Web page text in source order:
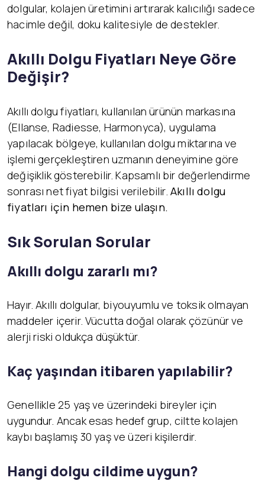
dolgular, kolajen üretimini artırarak kalıcılığı sadece
hacimle değil, doku kalitesiyle de destekler.
Akıllı Dolgu Fiyatları Neye Göre
Değişir?
Akıllı dolgu fiyatları, kullanılan ürünün markasına
(Ellanse, Radiesse, Harmonyca), uygulama
yapılacak bölgeye, kullanılan dolgu miktarına ve
işlemi gerçekleştiren uzmanın deneyimine göre
değişiklik gösterebilir. Kapsamlı bir değerlendirme
sonrası net fiyat bilgisi verilebilir.Akıllı dolgu
fiyatları için hemen bize ulaşın.
Sık Sorulan Sorular
Akıllı dolgu zararlı mı?
Hayır. Akıllı dolgular, biyouyumlu ve toksik olmayan
maddeler içerir. Vücutta doğal olarak çözünür ve
alerji riski oldukça düşüktür.
Kaç yaşından itibaren yapılabilir?
Genellikle 25 yaş ve üzerindeki bireyler için
uygundur. Ancak esas hedef grup, ciltte kolajen
kaybı başlamış 30 yaş ve üzeri kişilerdir.
Hangi dolgu cildime uygun?